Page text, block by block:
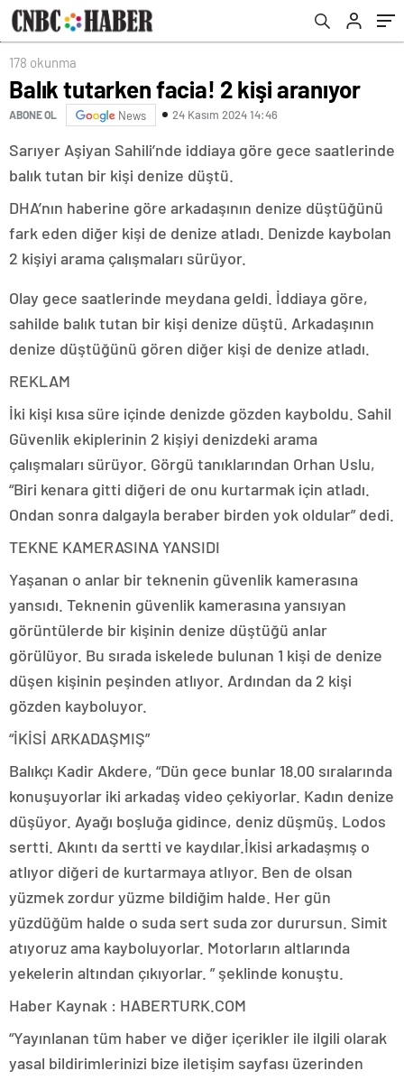
178 okunma
Balık tutarken facia! 2 kişi aranıyor
ABONE OL News 24 Kasım 2024 14:46
Sarıyer Aşiyan Sahili’nde iddiaya göre gece saatlerinde
balık tutan bir kişi denize düştü.
DHA’nın haberine göre arkadaşının denize düştüğünü
fark eden diğer kişi de denize atladı. Denizde kaybolan
2 kişiyi arama çalışmaları sürüyor.
Olay gece saatlerinde meydana geldi. İddiaya göre,
sahilde balık tutan bir kişi denize düştü. Arkadaşının
denize düştüğünü gören diğer kişi de denize atladı.
REKLAM
İki kişi kısa süre içinde denizde gözden kayboldu. Sahil
Güvenlik ekiplerinin 2 kişiyi denizdeki arama
çalışmaları sürüyor. Görgü tanıklarından Orhan Uslu,
“Biri kenara gitti diğeri de onu kurtarmak için atladı.
Ondan sonra dalgayla beraber birden yok oldular” dedi.
TEKNE KAMERASINA YANSIDI
Yaşanan o anlar bir teknenin güvenlik kamerasına
yansıdı. Teknenin güvenlik kamerasına yansıyan
görüntülerde bir kişinin denize düştüğü anlar
görülüyor. Bu sırada iskelede bulunan 1 kişi de denize
düşen kişinin peşinden atlıyor. Ardından da 2 kişi
gözden kayboluyor.
“İKİSİ ARKADAŞMIŞ”
Balıkçı Kadir Akdere, “Dün gece bunlar 18.00 sıralarında
konuşuyorlar iki arkadaş video çekiyorlar. Kadın denize
düşüyor. Ayağı boşluğa gidince, deniz düşmüş. Lodos
sertti. Akıntı da sertti ve kaydılar.İkisi arkadaşmış o
atlıyor diğeri de kurtarmaya atlıyor. Ben de olsan
yüzmek zordur yüzme bildiğim halde. Her gün
yüzdüğüm halde o suda sert suda zor durursun. Simit
atıyoruz ama kayboluyorlar. Motorların altlarında
yekelerin altından çıkıyorlar. ” şeklinde konuştu.
Haber Kaynak : HABERTURK.COM
“Yayınlanan tüm haber ve diğer içerikler ile ilgili olarak
yasal bildirimlerinizi bize iletişim sayfası üzerinden